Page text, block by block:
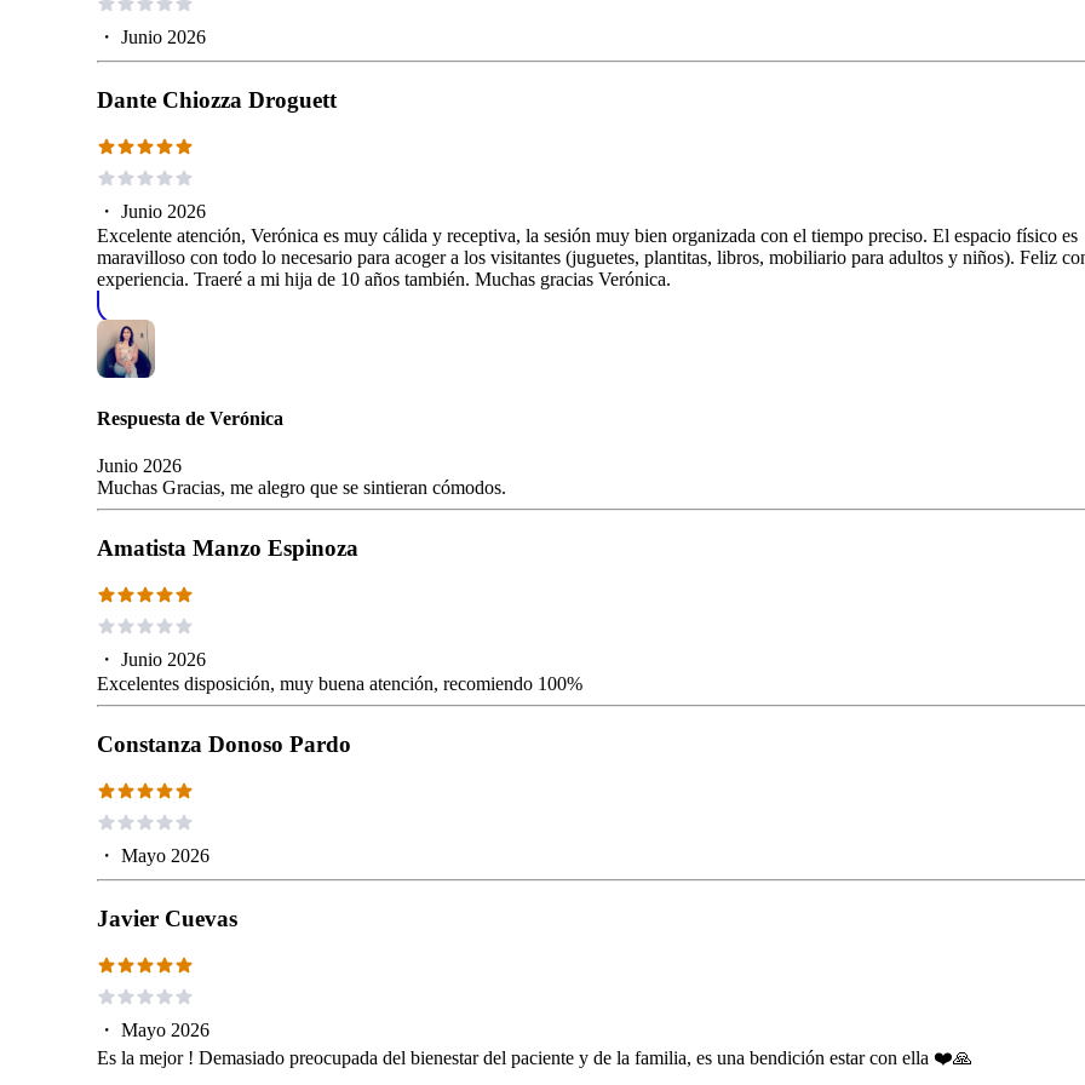
・ Junio 2026
Dante Chiozza Droguett
・ Junio 2026
Excelente atención, Verónica es muy cálida y receptiva, la sesión muy bien organizada con el tiempo preciso. El espacio físico es
maravilloso con todo lo necesario para acoger a los visitantes (juguetes, plantitas, libros, mobiliario para adultos y niños). Feliz
experiencia. Traeré a mi hija de 10 años también. Muchas gracias Verónica.
Respuesta de Verónica
Junio 2026
Muchas Gracias, me alegro que se sintieran cómodos.
Amatista Manzo Espinoza
・ Junio 2026
Excelentes disposición, muy buena atención, recomiendo 100%
Constanza Donoso Pardo
・ Mayo 2026
Javier Cuevas
・ Mayo 2026
Es la mejor ! Demasiado preocupada del bienestar del paciente y de la familia, es una bendición estar con ella ❤️🙏